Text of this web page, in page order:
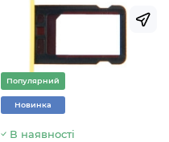
Популярний
Новинка
В наявності